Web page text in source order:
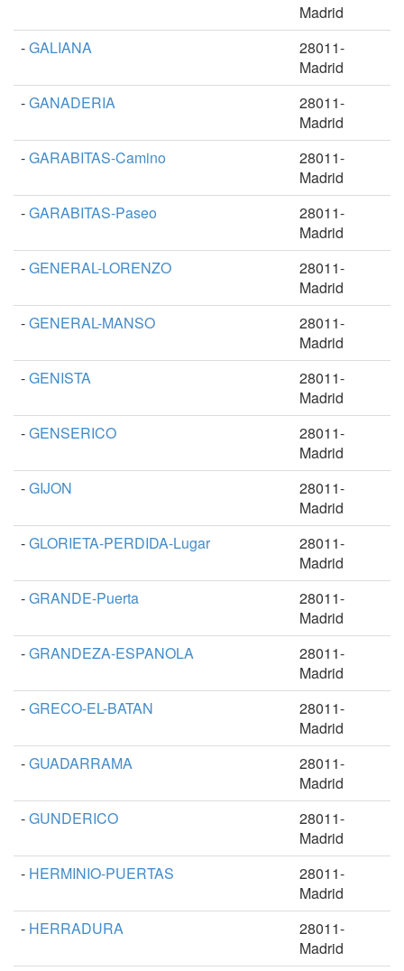
Madrid
-GALIANA
28011-
Madrid
-GANADERIA
28011-
Madrid
-GARABITAS-Camino
28011-
Madrid
-GARABITAS-Paseo
28011-
Madrid
-GENERAL-LORENZO
28011-
Madrid
-GENERAL-MANSO
28011-
Madrid
-GENISTA
28011-
Madrid
-GENSERICO
28011-
Madrid
-GIJON
28011-
Madrid
-GLORIETA-PERDIDA-Lugar
28011-
Madrid
-GRANDE-Puerta
28011-
Madrid
-GRANDEZA-ESPANOLA
28011-
Madrid
-GRECO-EL-BATAN
28011-
Madrid
-GUADARRAMA
28011-
Madrid
-GUNDERICO
28011-
Madrid
- HERMINIO-PUERTAS
28011-
Madrid
- HERRADURA
28011-
Madrid